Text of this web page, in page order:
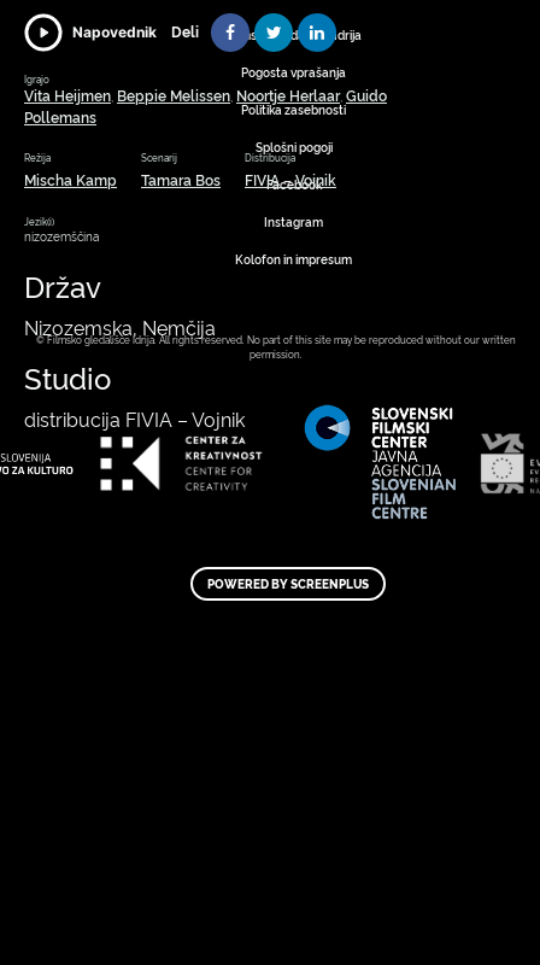
Napovednik Deli
Igrajo
Vita Heijmen Beppie Melissen Noortje Herlaar, Guido
Pollemans
Režija
Mischa Kamp
Scenarij
Tamara Bos
Distribucija
FIVIA – Vojnik
Jezik(i)
nizozemščina
Držav
Nizozemska, Nemčija
Studio
distribucija FIVIA – Vojnik
Filmsko gledališče Idrija
Pogosta vprašanja
Politika zasebnosti
Splošni pogoji
Facebook
Instagram
Kolofon in impresum
© Filmsko gledališče Idrija. All rights reserved. No part of this site may be reproduced without our written
permission.
POWERED BY SCREENPLUS